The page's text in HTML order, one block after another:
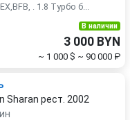
. 1.8 Турбо б...
В наличии
3 000 BYN
~ 1 000 $ ~ 90 000 ₽
Sharan рест. 2002